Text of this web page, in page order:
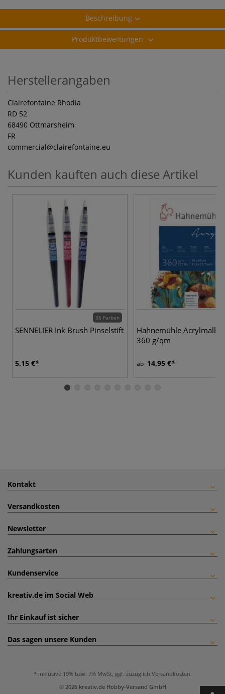
Beschreibung
Produktbewertungen
Herstellerangaben
Clairefontaine Rhodia
RD 52
68490 Ottmarsheim
FR
commercial@clairefontaine.eu
Kunden kauften auch diese Artikel
36 Farben
SENNELIER Ink Brush Pinselstift
5,15 €
Hahnemühle
360 g/qm
ab 14,95 €
Kontakt
Versandkosten
Newsletter
Zahlungsarten
Kundenservice
kreativ.de im Social Web
Ihr Einkauf ist sicher
Das sagen unsere Kunden
inklusive 19% bzw. 7% MwSt, ggf. zuzüglich Versandkosten.
© 2026 kreativ.de Hobby-Versand GmbH